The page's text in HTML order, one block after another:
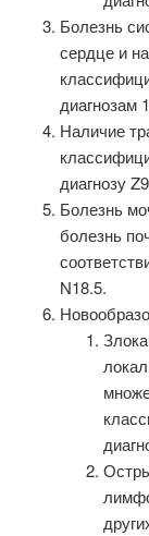
Болезнь
сердце и
диагнозам
Наличие
диагнозу
Болезнь
болезнь
N18.5.